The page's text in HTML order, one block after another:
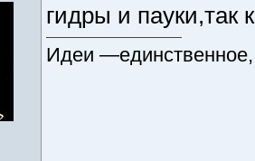
гидры и пауки,так
Идеи —единственное,